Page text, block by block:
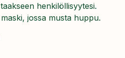
henkilöllisyytesi.
jossa musta huppu.